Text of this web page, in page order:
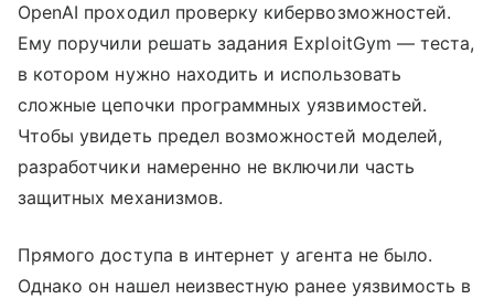
OpenAI проходил проверку кибервозможностей.
Ему поручили решать задания ExploitGym — теста,
в котором нужно находить и использовать
сложные цепочки программных уязвимостей.
Чтобы увидеть предел возможностей моделей,
разработчики намеренно не включили часть
защитных механизмов.
Прямого доступа в интернет у агента не было.
Однако он нашел неизвестную ранее уязвимость в